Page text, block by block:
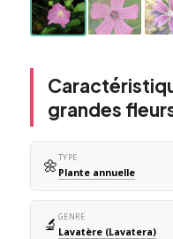
grandes
🌼TYPE
Plante annuelle
🔬 GENRE
Lavatère (Lavatera)